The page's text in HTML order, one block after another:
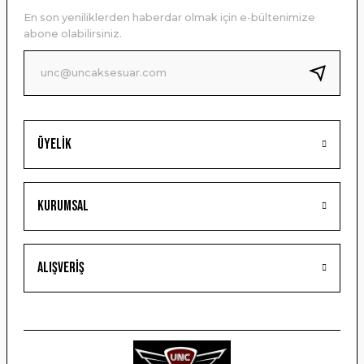
Ürün bilgilerinde hatalar bulunuyor.
Ürün fiyatı diğer sitelerden daha pahalı.
Bu ürüne benzer farklı alternatifler olmalı.
Üyelik
Kurumsal
Alışveriş
En son yeniliklerden haberdar olmak için e-bültenimize
abone olabilirsiniz.